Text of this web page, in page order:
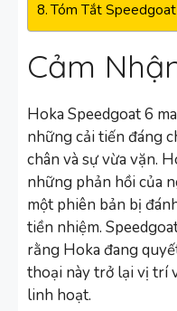
Tóm Tắt
Cảm
Hoka Speedgoat 6
những cải tiến đáng
chân và sự vừa vặn.
những phản hồi của
một phiên bản bị
tiền nhiệm.
rằng Hoka đang
thoại này trở lại vị trí
linh hoạt.